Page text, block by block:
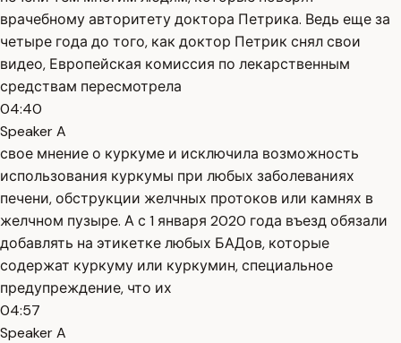
врачебному авторитету доктора Петрика. Ведь еще за
четыре года до того, как доктор Петрик снял свои
видео, Европейская комиссия по лекарственным
средствам пересмотрела
04:40
Speaker A
свое мнение о куркуме и исключила возможность
использования куркумы при любых заболеваниях
печени, обструкции желчных протоков или камнях в
желчном пузыре. А с 1 января 2020 года въезд обязали
добавлять на этикетке любых БАДов, которые
содержат куркуму или куркумин, специальное
предупреждение, что их
04:57
Speaker A